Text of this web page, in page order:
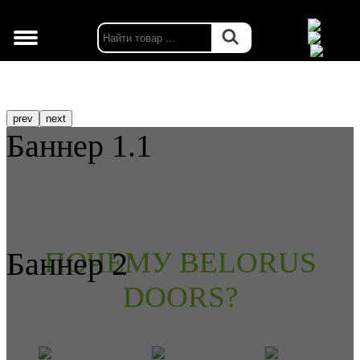
prev next
Баннер 1.1
Баннер 2
ПОЧЕМУ BELORUS
DOORS?